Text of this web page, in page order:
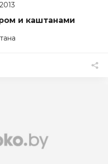
и каштанами